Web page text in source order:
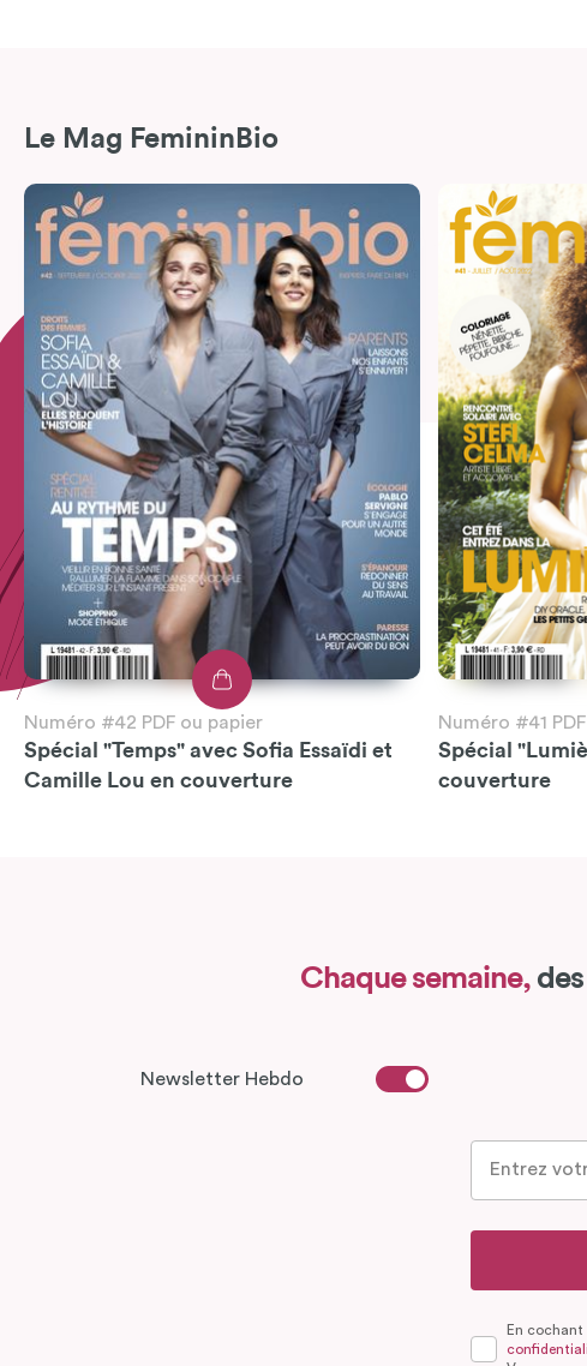
Le Mag FemininBio
Numéro #42 PDF ou papier
Spécial "Temps" avec Sofia Essaïdi et
Camille Lou en couverture
Numéro #41
Spécial
couverture
Chaque semaine,des
Newsletter Hebdo
En